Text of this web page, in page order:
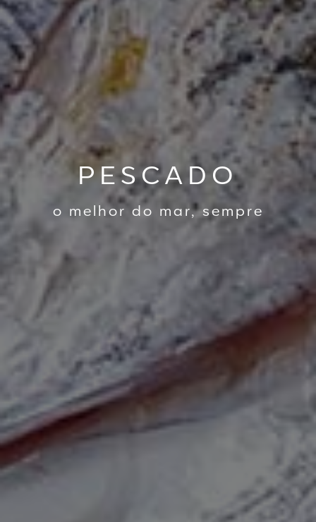
PESCADO
o melhor do mar, sempre